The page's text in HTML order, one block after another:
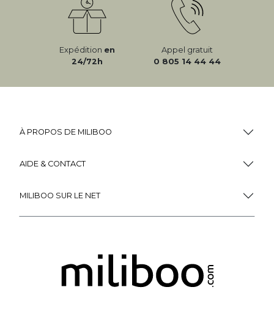
Expédition en
24/72h
Appel gratuit
0 805 14 44 44
À PROPOS DE MILIBOO
AIDE & CONTACT
MILIBOO SUR LE NET